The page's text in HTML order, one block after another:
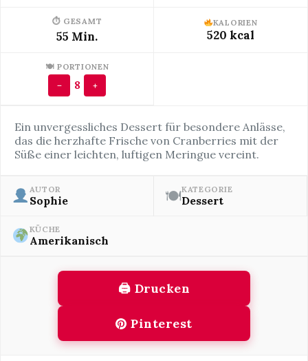
⏱ GESAMT
55 Min.
KALORIEN
520 kcal
🍽 PORTIONEN
− 8 +
Ein unvergessliches Dessert für besondere Anlässe,
das die herzhafte Frische von Cranberries mit der
Süße einer leichten, luftigen Meringue vereint.
AUTOR
Sophie 🍽KATEGORIE
Dessert
KÜCHE
Amerikanisch
🖨 Drucken
Pinterest